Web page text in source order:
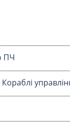
ПЧ
Кораблі